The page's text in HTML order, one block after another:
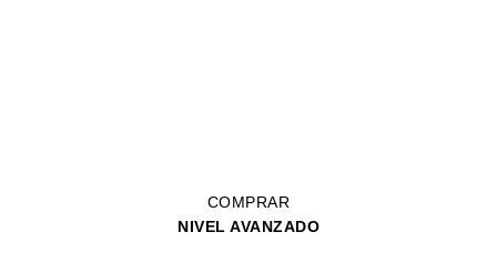
COMPRAR
NIVEL AVANZADO